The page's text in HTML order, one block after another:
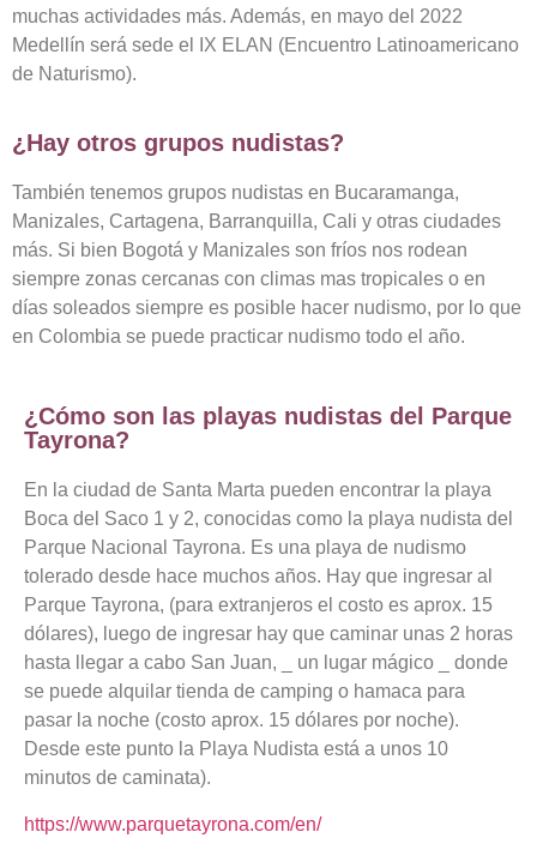
muchas actividades más. Además, en mayo del 2022
Medellín será sede el IX ELAN (Encuentro Latinoamericano
de Naturismo).
¿Hay otros grupos nudistas?
También tenemos grupos nudistas en Bucaramanga,
Manizales, Cartagena, Barranquilla, Cali y otras ciudades
más. Si bien Bogotá y Manizales son fríos nos rodean
siempre zonas cercanas con climas mas tropicales o en
días soleados siempre es posible hacer nudismo, por lo que
en Colombia se puede practicar nudismo todo el año.
¿Cómo son las playas nudistas del Parque
Tayrona?
En la ciudad de Santa Marta pueden encontrar la playa
Boca del Saco 1 y 2, conocidas como la playa nudista del
Parque Nacional Tayrona. Es una playa de nudismo
tolerado desde hace muchos años. Hay que ingresar al
Parque Tayrona, (para extranjeros el costo es aprox. 15
dólares), luego de ingresar hay que caminar unas 2 horas
hasta llegar a cabo San Juan, _ un lugar mágico _ donde
se puede alquilar tienda de camping o hamaca para
pasar la noche (costo aprox. 15 dólares por noche).
Desde este punto la Playa Nudista está a unos 10
minutos de caminata).
https://www.parquetayrona.com/en/